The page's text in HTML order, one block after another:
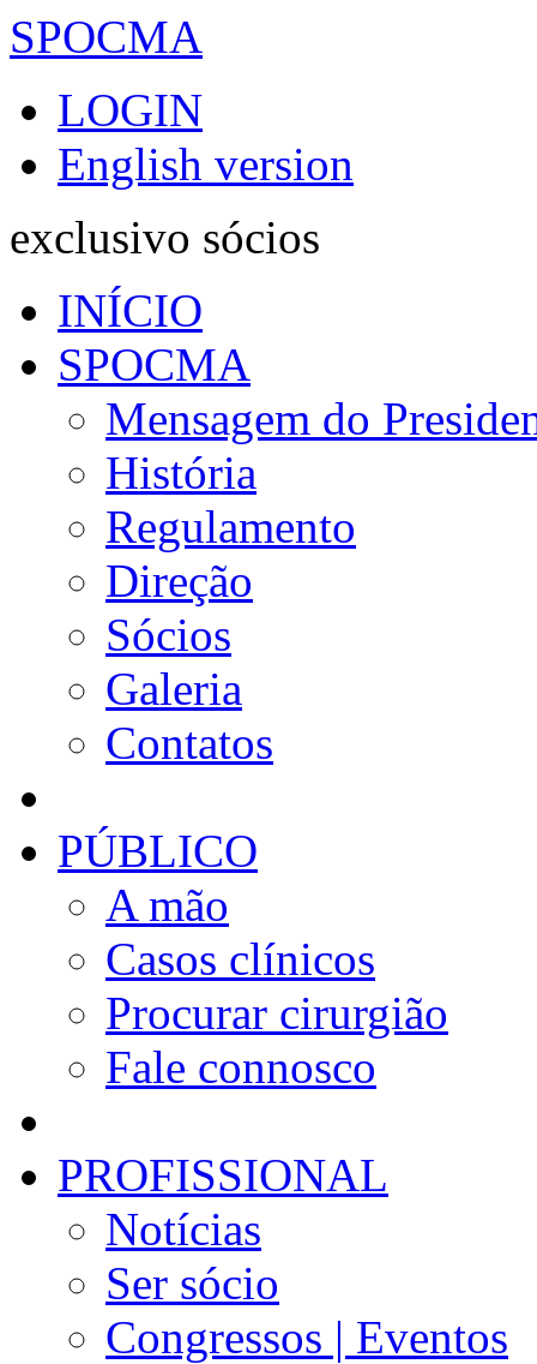
SPOCMA
LOGIN
English version
exclusivo sócios
INÍCIO
SPOCMA
Mensagem do
História
Regulamento
Direção
Sócios
Galeria
Contatos
PÚBLICO
A mão
Casos clínicos
Procurar cirurgião
Fale connosco
PROFISSIONAL
Notícias
Ser sócio
Congressos | Eventos